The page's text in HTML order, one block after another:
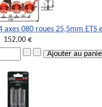
080 roues 25,5mm ETS
152,00 €